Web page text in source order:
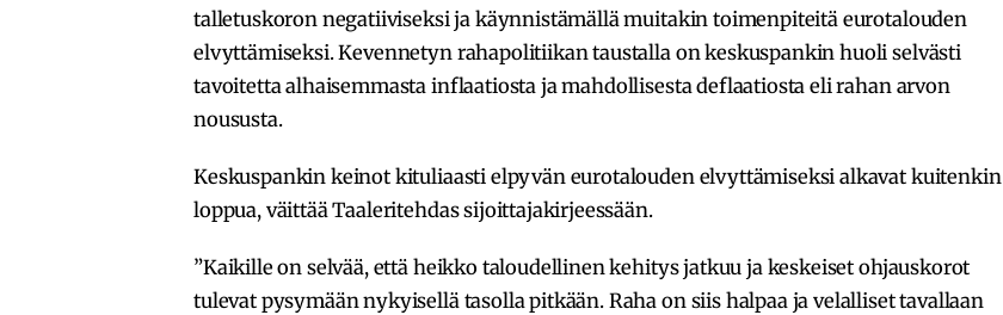
talletuskoron negatiiviseksi ja käynnistämällä muitakin toimenpiteitä eurotalouden
elvyttämiseksi. Kevennetyn rahapolitiikan taustalla on keskuspankin huoli selvästi
tavoitetta alhaisemmasta inflaatiosta ja mahdollisesta deflaatiosta eli rahan arvon
noususta.
Keskuspankin keinot kituliaasti elpyvän eurotalouden elvyttämiseksi alkavat kuitenkin
loppua, väittää Taaleritehdas sijoittajakirjeessään.
”Kaikille on selvää, että heikko taloudellinen kehitys jatkuu ja keskeiset ohjauskorot
tulevat pysymään nykyisellä tasolla pitkään. Raha on siis halpaa ja velalliset tavallaan